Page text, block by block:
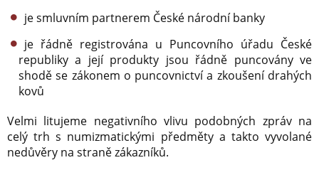
je smluvním partnerem České národní banky
je řádně registrována u Puncovního úřadu České
republiky a její produkty jsou řádně puncovány ve
shodě se zákonem o puncovnictví a zkoušení drahých
kovů
Velmi litujeme negativního vlivu podobných zpráv na
celý trh s numizmatickými předměty a takto vyvolané
nedůvěry na straně zákazníků.